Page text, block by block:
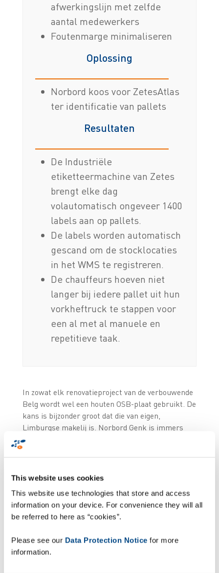
This website uses cookies
This website use technologies that store and access
information on your device. For convenience they will all
be referred to here as “cookies”.
Please see our Data Protection Notice for more
information.
afwerkingslijn met zelfde
aantal medewerkers
Foutenmarge minimaliseren
Oplossing
Norbord koos voor ZetesAtlas
ter identificatie van pallets
Resultaten
De Industriële
etiketteermachine van Zetes
brengt elke dag
volautomatisch ongeveer 1400
labels aan op pallets.
De labels worden automatisch
gescand om de stocklocaties
in het WMS te registreren.
De chauffeurs hoeven niet
langer bij iedere pallet uit hun
vorkheftruck te stappen voor
een al met al manuele en
repetitieve taak.
In zowat elk renovatieproject van de verbouwende
Belg wordt wel een houten OSB-plaat gebruikt. De
kans is bijzonder groot dat die van eigen,
Limburgse makelij is. Norbord Genk is immers
een van ’s werelds belangrijkste fabrikanten van
houten plaatmateriaal: de 125 medewerkers
“We vermalen en verwerken in onze fabriek
boomstammen tot houten platen met een tiental
verschillende plaatdiktes”
, zegt Steven Brouillard,
Operations bij Norbord. Vervolgens worden de
platen op een pallet geplaatst en ingepakt met